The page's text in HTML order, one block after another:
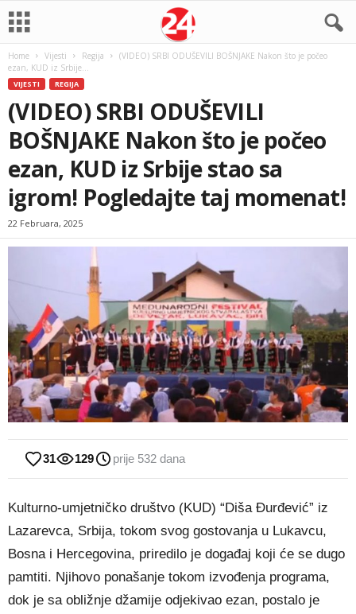
Home Vijesti Regija
(VIDEO) SRBI ODUŠEVILI BOŠNJAKE Nakon što je počeo
ezan, KUD iz Srbije...
VIJESTI REGIJA
(VIDEO) SRBI ODUŠEVILI
BOŠNJAKE Nakon što je počeo
ezan, KUD iz Srbije stao sa
igrom! Pogledajte taj momenat!
22 Februara, 2025
31 129 prije 532 dana
Kulturno-umjetničko društvo (KUD) “Diša Đurđević” iz
Lazarevca, Srbija, tokom svog gostovanja u Lukavcu,
Bosna i Hercegovina, priredilo je događaj koji će se dugo
pamtiti. Njihovo ponašanje tokom izvođenja programa,
dok je sa obližnje džamije odjekivao ezan, postalo je